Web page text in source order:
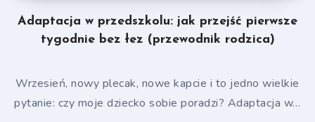
Adaptacja w przedszkolu: jak przejść pierwsze
tygodnie bez łez (przewodnik rodzica)
Wrzesień, nowy plecak, nowe kapcie i to jedno wielkie
pytanie: czy moje dziecko sobie poradzi? Adaptacja w…